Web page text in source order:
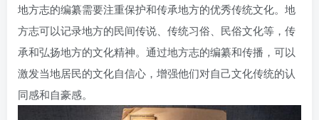
地方志的编纂需要注重保护和传承地方的优秀传统文化。地
方志可以记录地方的民间传说、传统习俗、民俗文化等，传
承和弘扬地方的文化精神。通过地方志的编纂和传播，可以
激发当地居民的文化自信心，增强他们对自己文化传统的认
同感和自豪感。